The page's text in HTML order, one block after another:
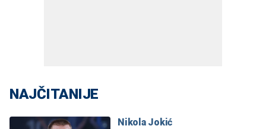
NAJČITANIJE
Nikola Jokić